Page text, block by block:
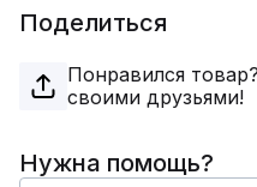
Поделиться
Понравился
своими друзьями!
Нужна помощь?